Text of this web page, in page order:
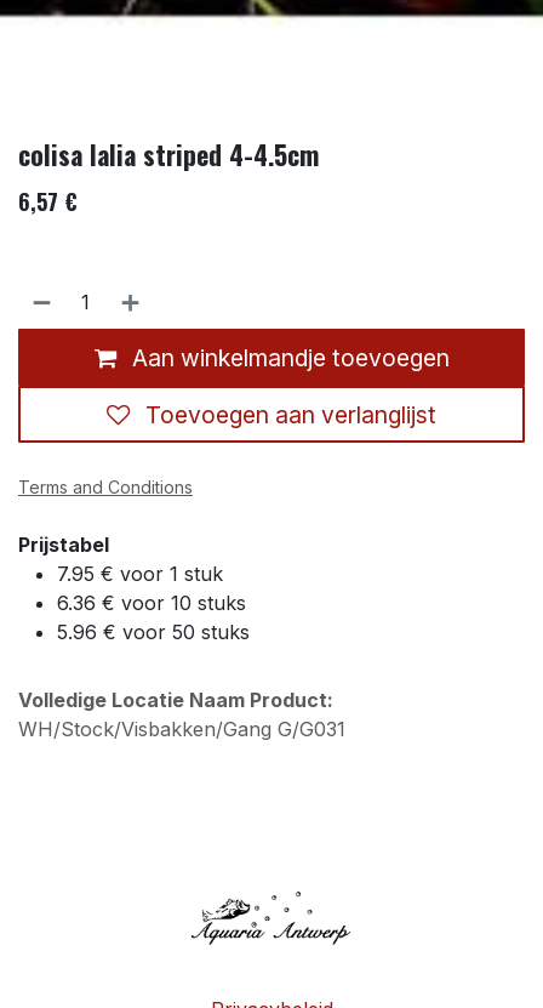
colisa lalia striped 4-4.5cm
6,57 €
Aan winkelmandje toevoegen
Toevoegen aan verlanglijst
Terms and Conditions
Prijstabel
7.95 € voor 1 stuk
6.36 € voor 10 stuks
5.96 € voor 50 stuks
Volledige Locatie Naam Product:
WH/Stock/Visbakken/Gang G/G031